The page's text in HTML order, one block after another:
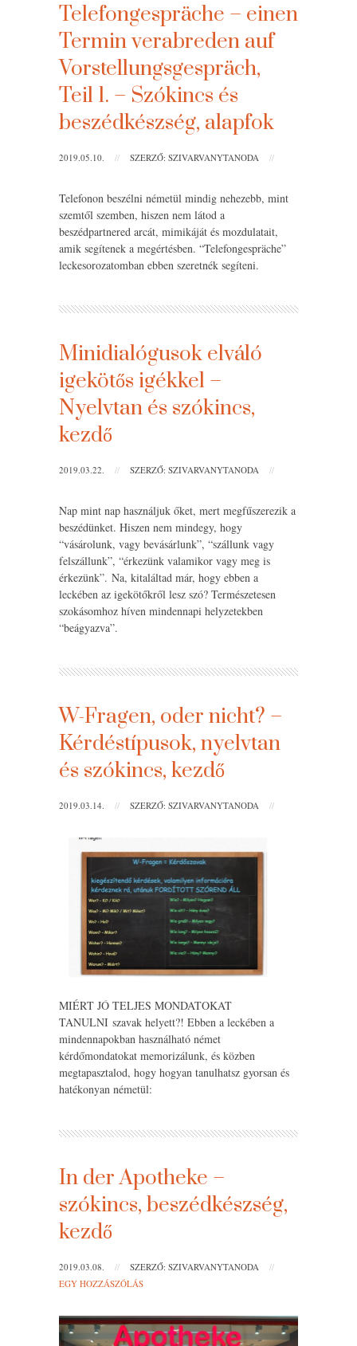
Telefongespräche – einen
Termin verabreden auf
Vorstellungsgespräch,
Teil 1. – Szókincs és
beszédkészség, alapfok
2019.05.10. // SZERZŐ: SZIVARVANYTANODA //
Telefonon beszélni németül mindig nehezebb, mint
szemtől szemben, hiszen nem látod a
beszédpartnered arcát, mimikáját és mozdulatait,
amik segítenek a megértésben. “Telefongespräche”
leckesorozatomban ebben szeretnék segíteni.
Minidialógusok elváló
igekötős igékkel –
Nyelvtan és szókincs,
kezdő
2019.03.22. // SZERZŐ: SZIVARVANYTANODA //
Nap mint nap használjuk őket, mert megfűszerezik a
beszédünket. Hiszen nem mindegy, hogy
“vásárolunk, vagy bevásárlunk”, “szállunk vagy
felszállunk”, “érkezünk valamikor vagy meg is
érkezünk”. Na, kitaláltad már, hogy ebben a
leckében az igekötőkről lesz szó? Természetesen
szokásomhoz híven mindennapi helyzetekben
“beágyazva”.
W-Fragen, oder nicht? –
Kérdéstípusok, nyelvtan
és szókincs, kezdő
2019.03.14. // SZERZŐ: SZIVARVANYTANODA //
MIÉRT JÓ TELJES MONDATOKAT
TANULNI szavak helyett?! Ebben a leckében a
mindennapokban használható német
kérdőmondatokat memorizálunk, és közben
megtapasztalod, hogy hogyan tanulhatsz gyorsan és
hatékonyan németül:
In der Apotheke –
szókincs, beszédkészség,
kezdő
2019.03.08. // SZERZŐ: SZIVARVANYTANODA
//
EGY HOZZÁSZÓLÁS